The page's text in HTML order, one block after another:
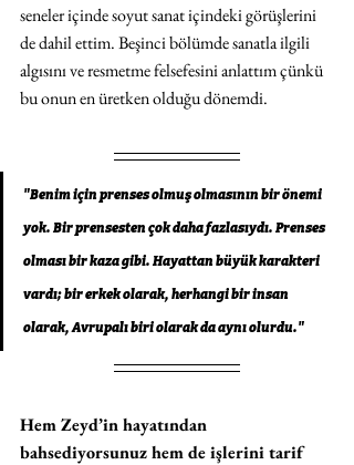
seneler içinde soyut sanat içindeki görüşlerini
de dahil ettim. Beşinci bölümde sanatla ilgili
algısını ve resmetme felsefesini anlattım çünkü
bu onun en üretken olduğu dönemdi.
"Benim için prenses olmuş olmasının bir önemi
yok. Bir prensesten çok daha fazlasıydı. Prenses
olması bir kaza gibi. Hayattan büyük karakteri
vardı; bir erkek olarak, herhangi bir insan
olarak, Avrupalı biri olarak da aynı olurdu."
Hem Zeyd’in hayatından
bahsediyorsunuz hem de işlerini tarif